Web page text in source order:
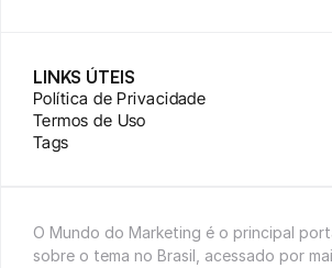
LINKS ÚTEIS
Política de Privacidade
Termos de Uso
Tags
O Mundo do Marketing é o principal
sobre o tema no Brasil, acessado por